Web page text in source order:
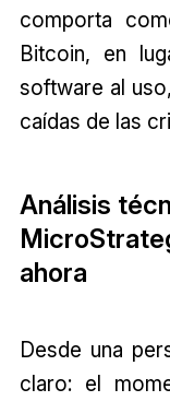
comporta
Bitcoin, en
software al
caídas de las
Análisis
ahora
Desde una
claro: el